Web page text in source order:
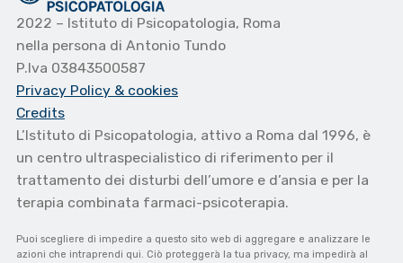
2022 – Istituto di Psicopatologia, Roma
nella persona di Antonio Tundo
P.Iva 03843500587
Privacy Policy & cookies
Credits
L’Istituto di Psicopatologia, attivo a Roma dal 1996, è
un centro ultraspecialistico di riferimento per il
trattamento dei disturbi dell’umore e d’ansia e per la
terapia combinata farmaci-psicoterapia.
Puoi scegliere di impedire a questo sito web di aggregare e analizzare le
azioni che intraprendi qui. Ciò proteggerà la tua privacy, ma impedirà al